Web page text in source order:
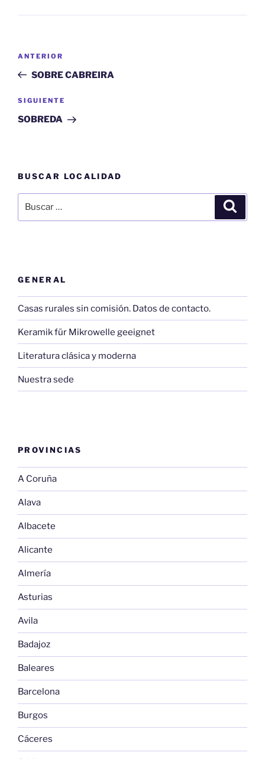
entradas
Entrada
anterior:
ANTERIOR
SOBRE CABREIRA
Siguiente
entrada
SIGUIENTE
SOBREDA
BUSCAR LOCALIDAD
por:
GENERAL
Casas rurales sin comisión. Datos de contacto.
Keramik für Mikrowelle geeignet
Literatura clásica y moderna
Nuestra sede
PROVINCIAS
A Coruña
Alava
Albacete
Alicante
Almería
Asturias
Avila
Badajoz
Baleares
Barcelona
Burgos
Cáceres